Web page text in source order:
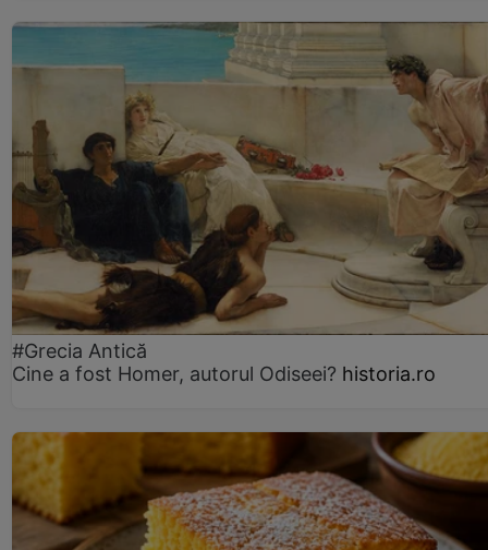
#Grecia Antică
Cine a fost Homer, autorul Odiseei? historia.ro